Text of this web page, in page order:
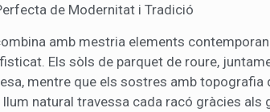
de Modernitat i Tradició
amb mestria elements
Els sòls de parquet de roure,
mentre que els sostres amb
llum natural travessa cada racó gràcies